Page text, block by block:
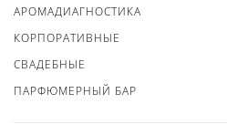
АРОМАДИАГНОСТИКА
КОРПОРАТИВНЫЕ
СВАДЕБНЫЕ
ПАРФЮМЕРНЫЙ БАР